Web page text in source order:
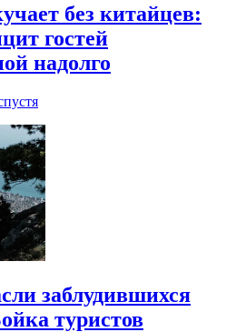
без китайцев:
гостей
надолго
заблудившихся
туристов